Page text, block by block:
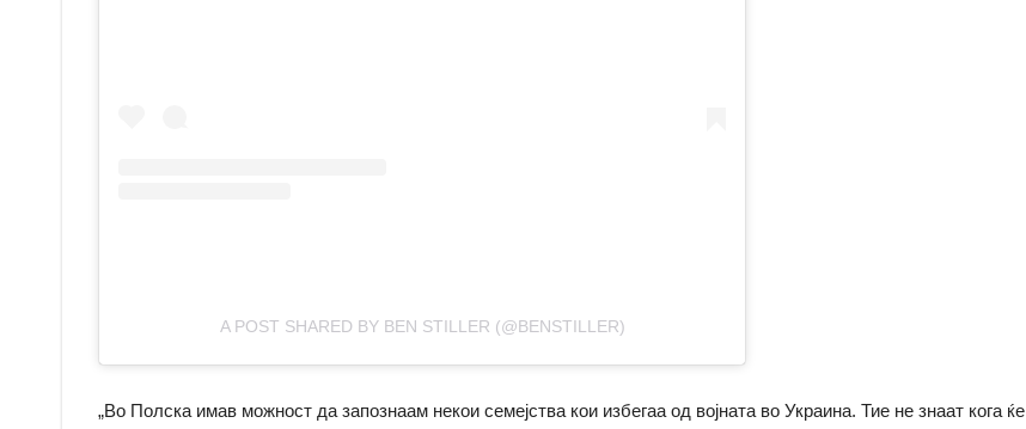
A POST SHARED BY BEN STILLER (@BENSTILLER)
„Во Полска имав можност да запознаам некои семејства кои избегаа од војната во Украина. Тие не знаат кога ќе